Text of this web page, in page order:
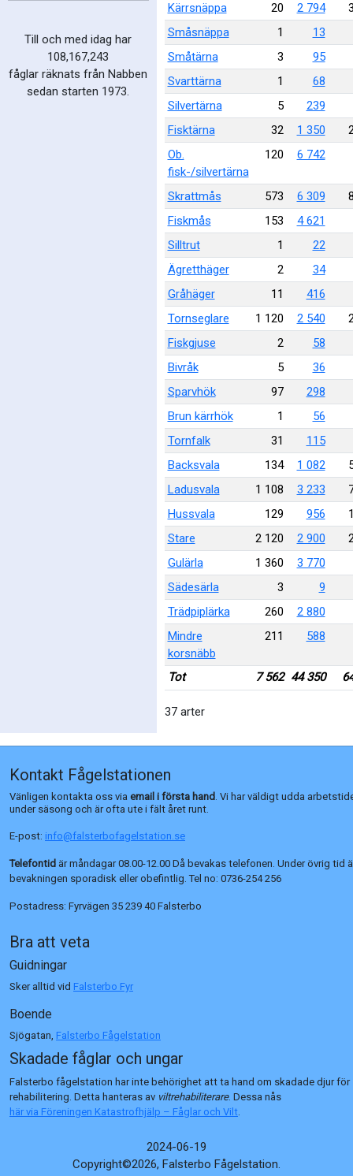
Till och med idag har
108,167,243
fåglar räknats från Nabben
sedan starten 1973.
Kärrsnäppa
20 2 794
Småsnäppa
1
13
Småtärna
3
95
Svarttärna
1
68
Silvertärna
5
239
Fisktärna
32 1 350
Ob.
fisk-/silvertärna
120 6 742
Skrattmås 573 6 309
Fiskmås
153
4 621
Silltrut
1
22
Ägretthäger
2
34
Gråhäger
11
416
Tornseglare
1 120 2 540
Fiskgjuse
2
58
Bivråk
5
36
Sparvhök
97
298
Brun kärrhök
1
56
Tornfalk
31
115
Backsvala
134 1 082
Ladusvala
1 108 3 233
Hussvala
129 956
Stare
2 120 2 900
Gulärla
1 360
3 770
Sädesärla
3
9
Trädpiplärka
260
2 880
Mindre
korsnäbb
211 588
Tot 7 562 44 350
37 arter
Kontakt Fågelstationen
Vänligen kontakta oss via email i första hand. Vi har väldigt udda
under säsong och är ofta ute i fält året runt.
E-post: info@falsterbofagelstation.se
Telefontid är måndagar 08.00-12.00 Då bevakas telefonen. Under övrig tid
bevakningen sporadisk eller obefintlig. Tel no: 0736-254 256
Postadress: Fyrvägen 35 239 40 Falsterbo
Bra att veta
Guidningar
Sker alltid vid Falsterbo Fyr
Boende
Sjögatan, Falsterbo Fågelstation
Skadade fåglar och ungar
Falsterbo fågelstation har inte behörighet att ta hand om skadade djur för
rehabilitering. Detta hanteras av viltrehabiliterare. Dessa nås
här via Föreningen Katastrofhjälp – Fåglar och Vilt.
2024-06-19
Copyright©2026, Falsterbo Fågelstation.